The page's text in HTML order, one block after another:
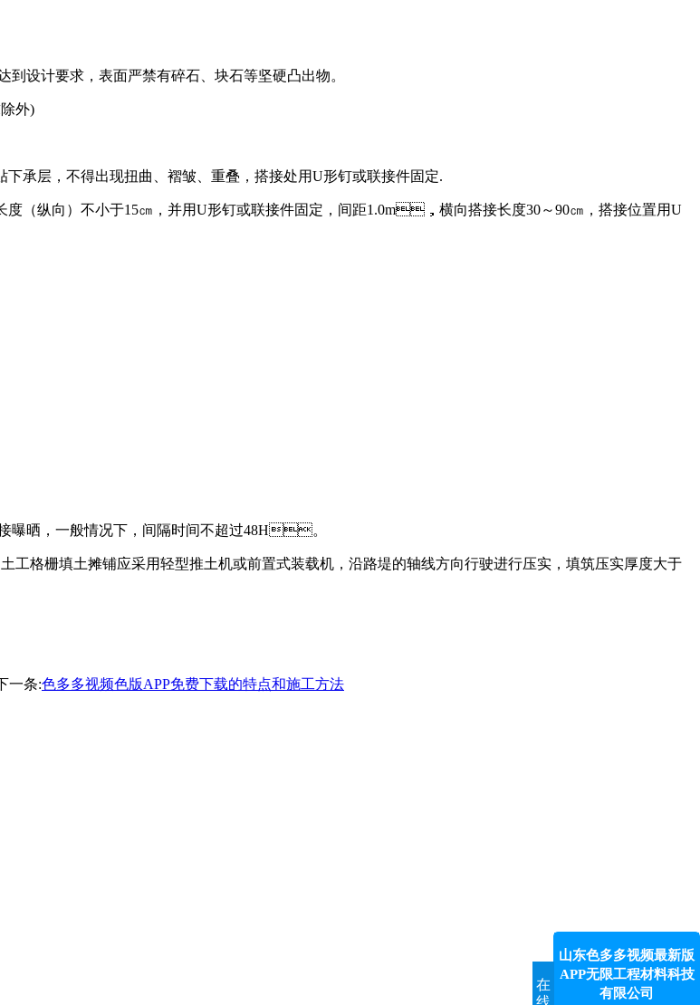
到设计要求，表面严禁有碎石、块石等坚硬凸出物。
除外)
，不得出现扭曲、褶皱、重叠，搭接处用U形钉或联接件固定.
（纵向）不小于15㎝，并用U形钉或联接件固定，间距1.0m，横向搭接长度30～90㎝，搭接位置用U
，一般情况下，间隔时间不超过48H。
格栅填土摊铺应采用轻型推土机或前置式装载机，沿路堤的轴线方向行驶进行压实，填筑压实厚度大于
一条:色多多视频色版APP免费下载的特点和施工方法
在
线
山东色多多视频最新版
APP无限工程材料科技
有限公司